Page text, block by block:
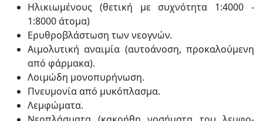
Ηλικιωμένους (θετική με συχνότητα 1:4000 -
1:8000 άτομα)
Ερυθροβλάστωση των νεογνών.
Αιμολυτική αναιμία (αυτοάνοση, προκαλούμενη
από φάρμακα).
Λοιμώδη μονοπυρήνωση.
Πνευμονία από μυκόπλασμα.
Λεμφώματα.